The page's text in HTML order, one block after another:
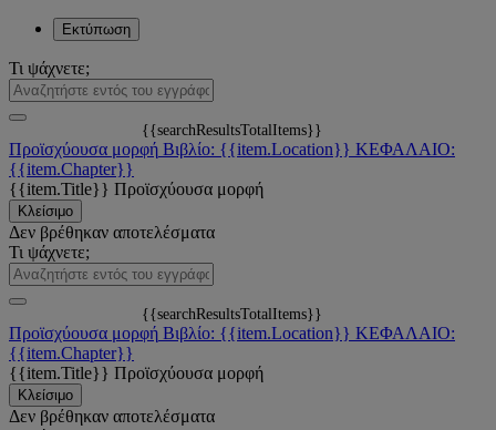
Εκτύπωση
Τι ψάχνετε;
{{searchResultsTotalItems}}
Προϊσχύουσα μορφή Βιβλίο: {{item.Location}} ΚΕΦΑΛΑΙΟ:
{{item.Chapter}}
{{item.Title}} Προϊσχύουσα μορφή
Κλείσιμο
Δεν βρέθηκαν αποτελέσματα
Τι ψάχνετε;
{{searchResultsTotalItems}}
Προϊσχύουσα μορφή Βιβλίο: {{item.Location}} ΚΕΦΑΛΑΙΟ:
{{item.Chapter}}
{{item.Title}} Προϊσχύουσα μορφή
Κλείσιμο
Δεν βρέθηκαν αποτελέσματα